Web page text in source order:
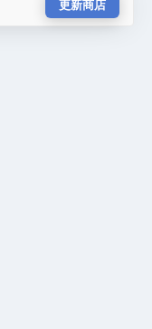
更新商店